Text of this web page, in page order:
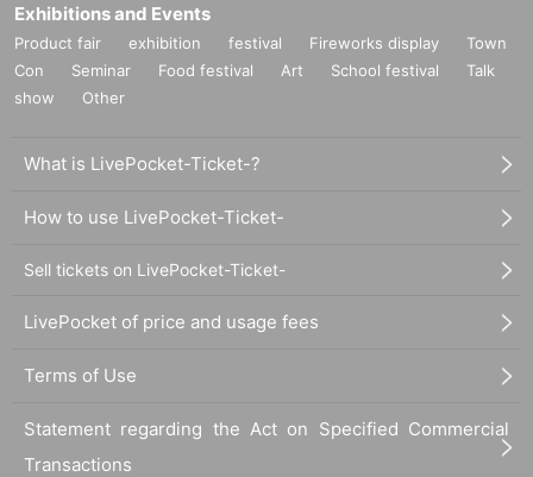
Exhibitions and Events
Product fair exhibition festival Fireworks display
Town
Con
Seminar Food festival Art School festival
Talk
show
Other
What is LivePocket-Ticket-?
How to use LivePocket-Ticket-
Sell tickets on LivePocket-Ticket-
LivePocket of price and usage fees
Terms of Use
Statement regarding the Act on Specified Commercial
Transactions